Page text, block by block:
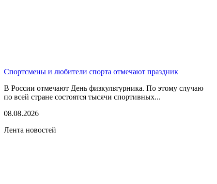
Спортсмены и любители спорта отмечают праздник
В России отмечают День физкультурника. По этому случаю
по всей стране состоятся тысячи спортивных...
08.08.2026
Лента новостей